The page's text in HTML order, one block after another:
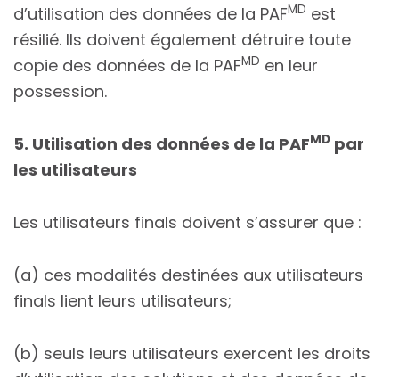
d’utilisation des données de la PAFMD est
résilié. Ils doivent également détruire toute
copie des données de la PAFMD en leur
possession.
5. Utilisation des données de la PAFMD par
les utilisateurs
Les utilisateurs finals doivent s’assurer que :
(a) ces modalités destinées aux utilisateurs
finals lient leurs utilisateurs;
(b) seuls leurs utilisateurs exercent les droits